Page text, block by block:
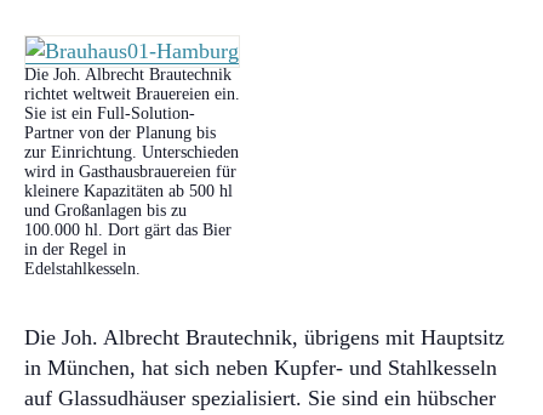
Die Joh. Albrecht Brautechnik
richtet weltweit Brauereien ein.
Sie ist ein Full-Solution-
Partner von der Planung bis
zur Einrichtung. Unterschieden
wird in Gasthausbrauereien für
kleinere Kapazitäten ab 500 hl
und Großanlagen bis zu
100.000 hl. Dort gärt das Bier
in der Regel in
Edelstahlkesseln.
Die Joh. Albrecht Brautechnik, übrigens mit Hauptsitz
in München, hat sich neben Kupfer- und Stahlkesseln
auf Glassudhäuser spezialisiert. Sie sind ein hübscher